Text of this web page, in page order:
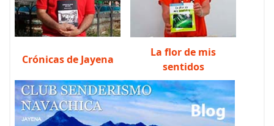
Crónicas de Jayena
La flor de mis
sentidos